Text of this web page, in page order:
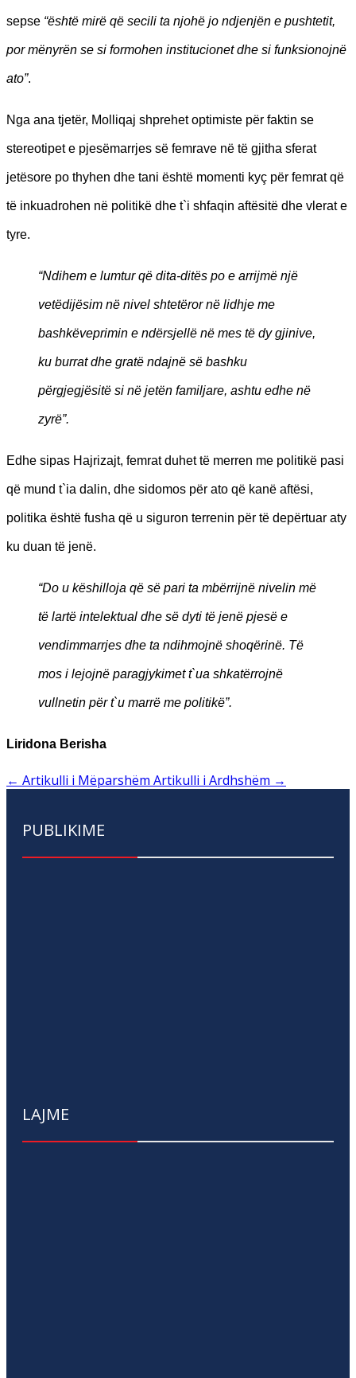
sepse “është mirë që secili ta njohë jo ndjenjën e pushtetit,
por mënyrën se si formohen institucionet dhe si funksionojnë
ato”.
Nga ana tjetër, Molliqaj shprehet optimiste për faktin se
stereotipet e pjesëmarrjes së femrave në të gjitha sferat
jetësore po thyhen dhe tani është momenti kyç për femrat që
të inkuadrohen në politikë dhe t`i shfaqin aftësitë dhe vlerat e
tyre.
“Ndihem e lumtur që dita-ditës po e arrijmë një
vetëdijësim në nivel shtetëror në lidhje me
bashkëveprimin e ndërsjellë në mes të dy gjinive,
ku burrat dhe gratë ndajnë së bashku
përgjegjësitë si në jetën familjare, ashtu edhe në
zyrë”.
Edhe sipas Hajrizajt, femrat duhet të merren me politikë pasi
që mund t`ia dalin, dhe sidomos për ato që kanë aftësi,
politika është fusha që u siguron terrenin për të depërtuar aty
ku duan të jenë.
“Do u këshilloja që së pari ta mbërrijnë nivelin më
të lartë intelektual dhe së dyti të jenë pjesë e
vendimmarrjes dhe ta ndihmojnë shoqërinë. Të
mos i lejojnë paragjykimet t`ua shkatërrojnë
vullnetin për t`u marrë me politikë”.
Liridona Berisha
← Artikulli i Mëparshëm Artikulli i Ardhshëm →
PUBLIKIME
LAJME